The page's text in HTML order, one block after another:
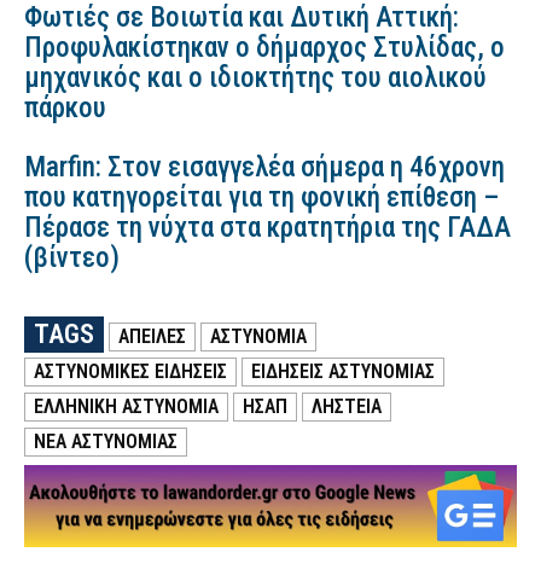
Φωτιές σε Βοιωτία και Δυτική Αττική:
Προφυλακίστηκαν ο δήμαρχος Στυλίδας, ο
μηχανικός και ο ιδιοκτήτης του αιολικού
πάρκου
Marfin: Στον εισαγγελέα σήμερα η 46χρονη
που κατηγορείται για τη φονική επίθεση –
Πέρασε τη νύχτα στα κρατητήρια της ΓΑΔΑ
(βίντεο)
TAGS ΑΠΕΙΛΕΣ
ΑΣΤΥΝΟΜΙΑ
ΑΣΤΥΝΟΜΙΚΕΣ ΕΙΔΗΣΕΙΣ
ΕΙΔΗΣΕΙΣ ΑΣΤΥΝΟΜΙΑΣ
ΕΛΛΗΝΙΚΗ ΑΣΤΥΝΟΜΙΑ
ΗΣΑΠ
ΛΗΣΤΕΙΑ
ΝΕΑ ΑΣΤΥΝΟΜΙΑΣ